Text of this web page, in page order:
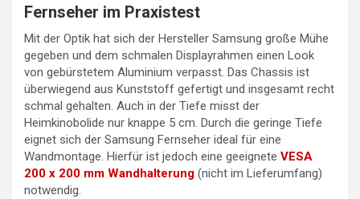
Fernseher im Praxistest
Mit der Optik hat sich der Hersteller Samsung große Mühe
gegeben und dem schmalen Displayrahmen einen Look
von gebürstetem Aluminium verpasst. Das Chassis ist
überwiegend aus Kunststoff gefertigt und insgesamt recht
schmal gehalten. Auch in der Tiefe misst der
Heimkinobolide nur knappe 5 cm. Durch die geringe Tiefe
eignet sich der Samsung Fernseher ideal für eine
Wandmontage. Hierfür ist jedoch eine geeignete VESA
200 x 200 mm Wandhalterung (nicht im Lieferumfang)
notwendig.